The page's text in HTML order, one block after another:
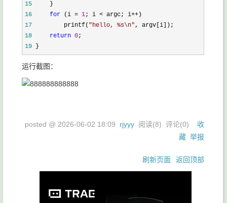
15
16
for (i = 1; i < argc; i++
17
         printf(
"hello, %s\n"
18
return 0
19 }
运行截图：
posted @ 2026-06-02 18:09 rjyyy 阅读(8) 评论(0) 收
藏 举报
刷新页面 返回顶部